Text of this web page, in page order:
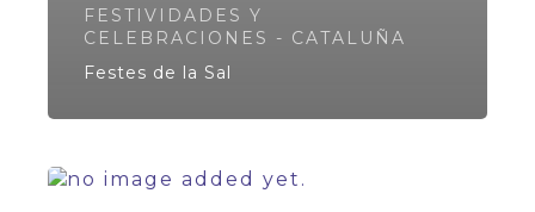
FESTIVIDADES Y
CELEBRACIONES - CATALUÑA
Festes de la Sal